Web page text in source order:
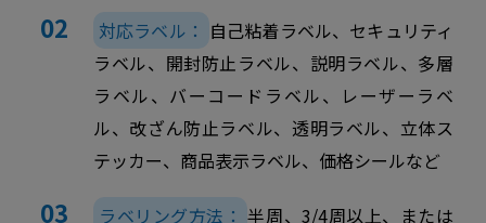
対応ラベル： 自己粘着ラベル、セキュリティ
ラベル、開封防止ラベル、説明ラベル、多層
ラベル、バーコードラベル、レーザーラベ
ル、改ざん防止ラベル、透明ラベル、立体ス
テッカー、商品表示ラベル、価格シールなど
ラベリング方法： 半周、3/4周以上、または